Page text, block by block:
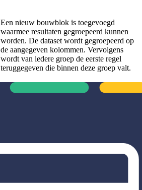
Een nieuw bouwblok is toegevoegd
waarmee resultaten gegroepeerd kunnen
worden. De dataset wordt gegroepeerd op
de aangegeven kolommen. Vervolgens
wordt van iedere groep de eerste regel
teruggegeven die binnen deze groep valt.